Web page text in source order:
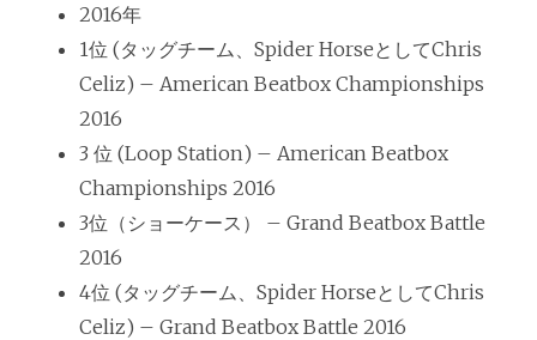
2016年
1位 (タッグチーム、Spider HorseとしてChris
Celiz) – American Beatbox Championships
2016
3 位 (Loop Station) – American Beatbox
Championships 2016
3位（ショーケース） – Grand Beatbox Battle
2016
4位 (タッグチーム、Spider HorseとしてChris
Celiz) – Grand Beatbox Battle 2016